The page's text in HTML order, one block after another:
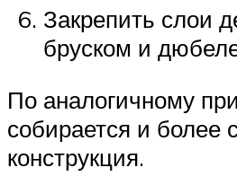
Закрепить слои
бруском и
По аналогичному
собирается и более
конструкция.